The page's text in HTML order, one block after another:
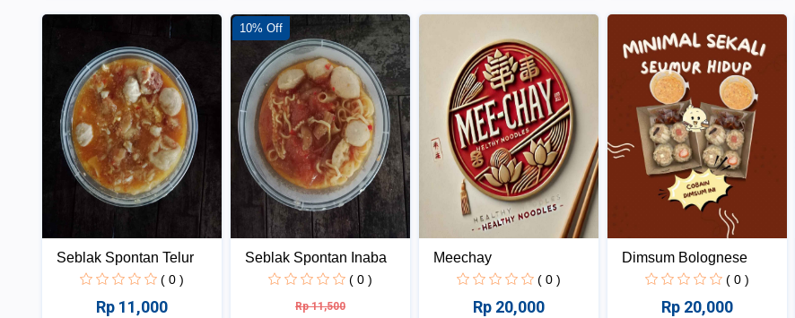
Seblak Spontan Telur
( 0 )
Rp 11,000
10% Off
Seblak Spontan Inaba
( 0 )
Rp 11,500
Meechay
( 0 )
Rp 20,000
Dimsum Bolognese
( 0 )
Rp 20,000